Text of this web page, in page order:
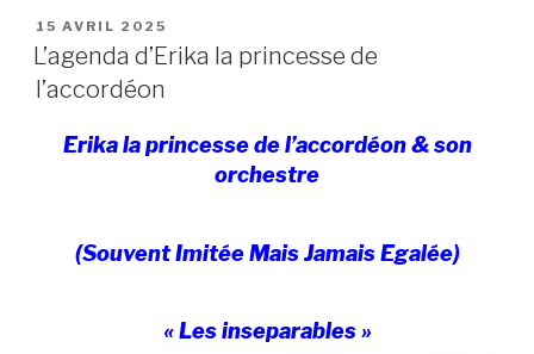
POSTED
ON
15 AVRIL 2025
L’agenda d’Erika la princesse de
l’accordéon
Erika la princesse de l’accordéon & son
orchestre
(Souvent Imitée Mais Jamais Egalée)
« Les inseparables »